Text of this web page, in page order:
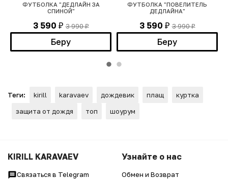
ФУТБОЛКА "ДЕДЛАЙН ЗА
СПИНОЙ"
3 590 ₽ 3 990₽
Беру
ФУТБОЛКА "ПОВЕЛИТЕЛЬ
ДЕДЛАЙНА"
3 590 ₽ 3 990₽
Беру
Теги: kirill karavaev дождевик плащ
куртка
защита от дождя
топ шоурум
KIRILL KARAVAEV
Связаться в Telegram
Узнайте о нас
Обмен и Возврат